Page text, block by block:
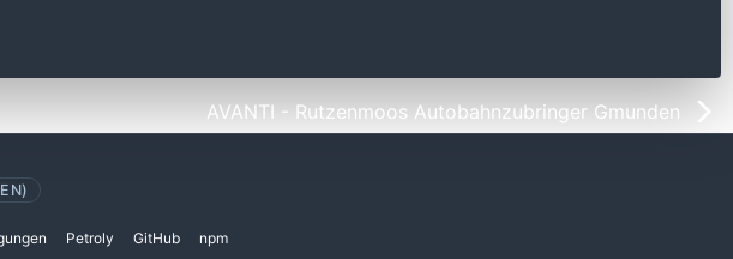
AVANTI - Rutzenmoos Autobahnzubringer Gmunden
Petroly GitHub npm